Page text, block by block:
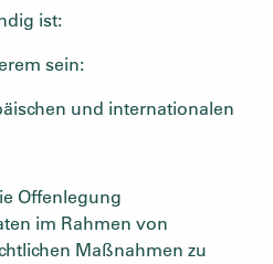
ist:
sein:
und internationalen
Offenlegung
im Rahmen von
Maßnahmen zu